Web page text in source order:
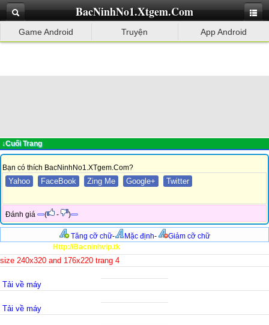
BacNinhNo1.Xtgem.Com
Game Android Truyện App Android
↓Cuối Trang
Bạn có thích BacNinhNo1.XTgem.Com?
Yahoo FaceBook Zing Me Google+ Twitter
Đánh giá ( - )
Tăng cỡ chữ- Mặc định-
Giảm cỡ chữ
Http://Bacninhvip.tk
size 240x320 and 176x220 trang 4
Tải về máy
Tải về máy